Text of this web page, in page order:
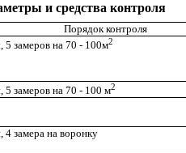
и средства контроля
Порядок контроля
5 замеров на 70 - 100м2
5 замеров на 70 - 100 м2
4 замера на воронку